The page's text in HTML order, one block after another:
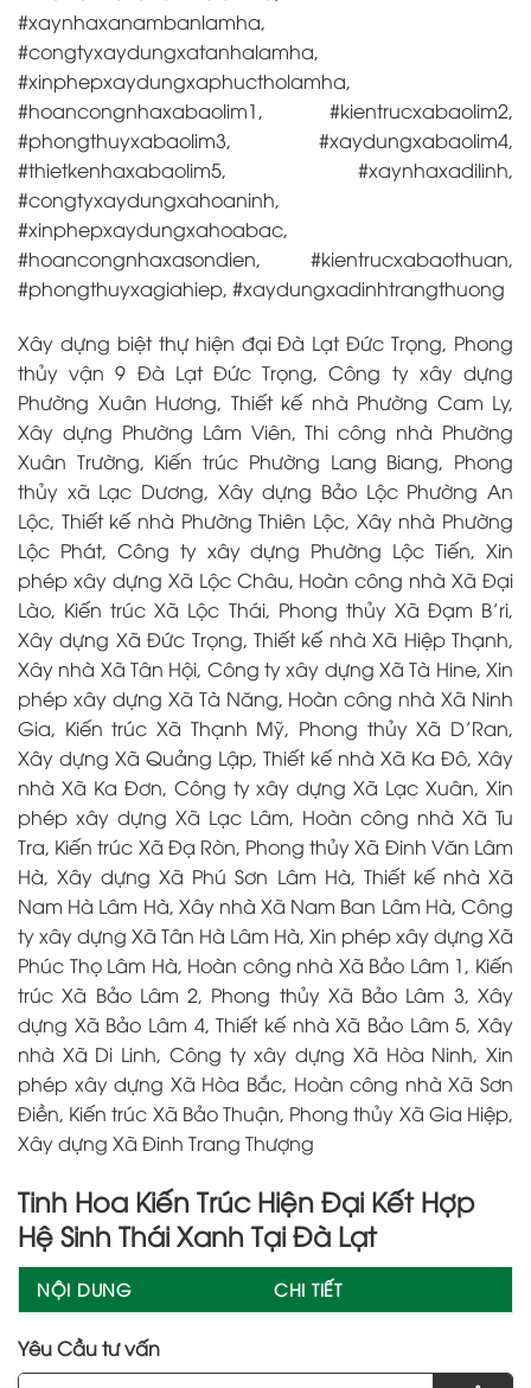
#xaynhaxanambanlamha,
#congtyxaydungxatanhalamha,
#xinphepxaydungxaphuctholamha,
#hoancongnhaxabaolim1, #kientrucxabaolim2,
#phongthuyxabaolim3, #xaydungxabaolim4,
#thietkenhaxabaolim5, #xaynhaxadilinh,
#congtyxaydungxahoaninh,
#xinphepxaydungxahoabac,
#hoancongnhaxasondien, #kientrucxabaothuan,
#phongthuyxagiahiep, #xaydungxadinhtrangthuong
Xây dựng biệt thự hiện đại Đà Lạt Đức Trọng, Phong
thủy vận 9 Đà Lạt Đức Trọng, Công ty xây dựng
Phường Xuân Hương, Thiết kế nhà Phường Cam Ly,
Xây dựng Phường Lâm Viên, Thi công nhà Phường
Xuân Trường, Kiến trúc Phường Lang Biang, Phong
thủy xã Lạc Dương, Xây dựng Bảo Lộc Phường An
Lộc, Thiết kế nhà Phường Thiên Lộc, Xây nhà Phường
Lộc Phát, Công ty xây dựng Phường Lộc Tiến, Xin
phép xây dựng Xã Lộc Châu, Hoàn công nhà Xã Đại
Lào, Kiến trúc Xã Lộc Thái, Phong thủy Xã Đạm B’ri,
Xây dựng Xã Đức Trọng, Thiết kế nhà Xã Hiệp Thạnh,
Xây nhà Xã Tân Hội, Công ty xây dựng Xã Tà Hine, Xin
phép xây dựng Xã Tà Năng, Hoàn công nhà Xã Ninh
Gia, Kiến trúc Xã Thạnh Mỹ, Phong thủy Xã D’Ran,
Xây dựng Xã Quảng Lập, Thiết kế nhà Xã Ka Đô, Xây
nhà Xã Ka Đơn, Công ty xây dựng Xã Lạc Xuân, Xin
phép xây dựng Xã Lạc Lâm, Hoàn công nhà Xã Tu
Tra, Kiến trúc Xã Đạ Ròn, Phong thủy Xã Đinh Văn Lâm
Hà, Xây dựng Xã Phú Sơn Lâm Hà, Thiết kế nhà Xã
Nam Hà Lâm Hà, Xây nhà Xã Nam Ban Lâm Hà, Công
ty xây dựng Xã Tân Hà Lâm Hà, Xin phép xây dựng Xã
Phúc Thọ Lâm Hà, Hoàn công nhà Xã Bảo Lâm 1, Kiến
trúc Xã Bảo Lâm 2, Phong thủy Xã Bảo Lâm 3, Xây
dựng Xã Bảo Lâm 4, Thiết kế nhà Xã Bảo Lâm 5, Xây
nhà Xã Di Linh, Công ty xây dựng Xã Hòa Ninh, Xin
phép xây dựng Xã Hòa Bắc, Hoàn công nhà Xã Sơn
Điền, Kiến trúc Xã Bảo Thuận, Phong thủy Xã Gia Hiệp,
Xây dựng Xã Đinh Trang Thượng
Tinh Hoa Kiến Trúc Hiện Đại Kết Hợp
Hệ Sinh Thái Xanh Tại Đà Lạt
NỘI DUNG CHI TIẾT
Yêu Cầu tư vấn